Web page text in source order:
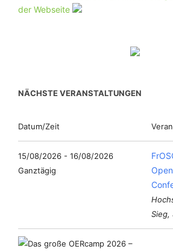
der Webseite
NÄCHSTE VERANSTALTUNGEN
Datum/Zeit
15/08/2026 - 16/08/2026
Ganztägig
Sieg,